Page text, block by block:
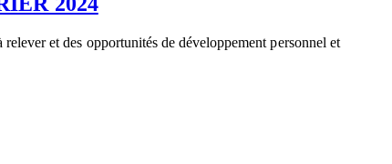
et des opportunités de développement personnel et